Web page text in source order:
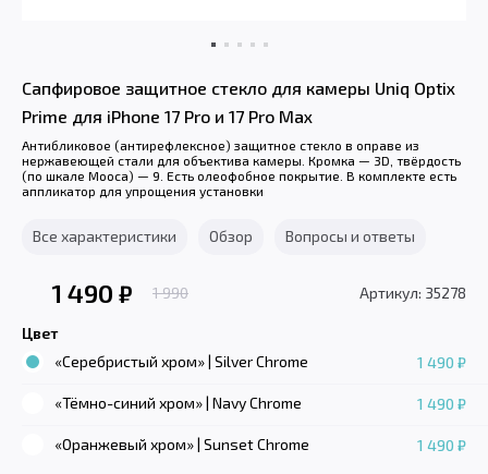
Сапфировое защитное стекло для камеры Uniq Optix
Prime для iPhone 17 Pro и 17 Pro Max
Антибликовое (антирефлексное) защитное стекло в оправе из
нержавеющей стали для объектива камеры. Кромка — 3D, твёрдость
(по шкале Мооса) — 9. Есть олеофобное покрытие. В комплекте есть
аппликатор для упрощения установки
Все характеристики Обзор Вопросы и ответы
1 490 ₽ 1 990 Артикул: 35278
Цвет
«Серебристый хром» | Silver Chrome
1 490 ₽
«Тёмно-синий хром» | Navy Chrome 1 490 ₽
«Оранжевый хром» | Sunset Chrome 1 490 ₽